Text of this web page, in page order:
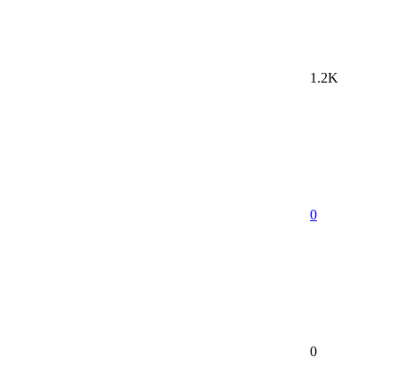
1.2K
0
0